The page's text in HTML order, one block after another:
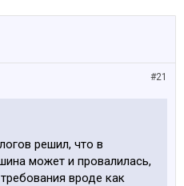
#21
решил, что в
может и провалилась,
вроде как